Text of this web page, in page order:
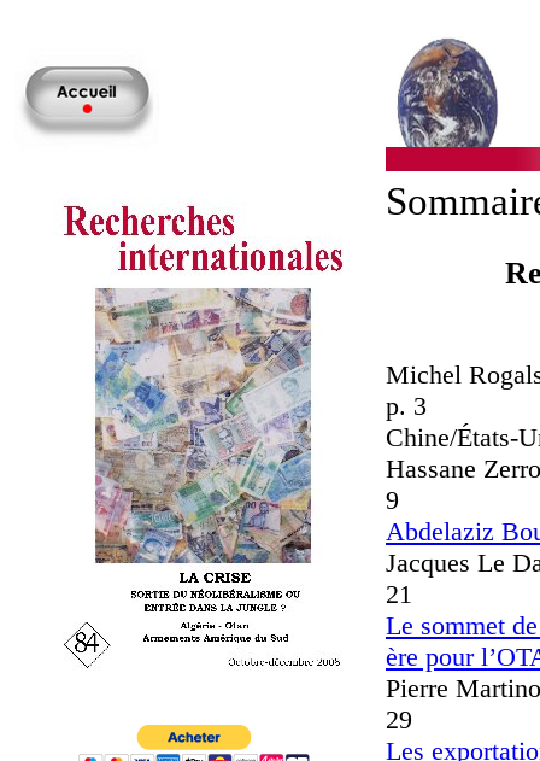
Michel
p. 3
Chine/États-
Hassane
9
Abdelaziz
Jacques Le
21
Le sommet
ère pour
Pierre
29
Les